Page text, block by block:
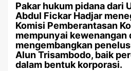
Pakar hukum pidana dari
Abdul Fickar Hadjar
Komisi Pemberantasan
mempunyai kewenangan
mengembangkan
Alun Trisambodo, baik
dalam bentuk korporasi.